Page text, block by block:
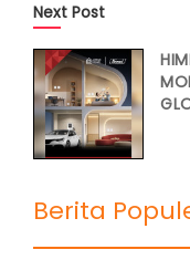
Next Post
Berita